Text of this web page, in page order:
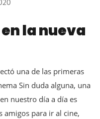
la nueva
una de las primeras
Sin duda alguna, una
nuestro día a día es
amigos para ir al cine,